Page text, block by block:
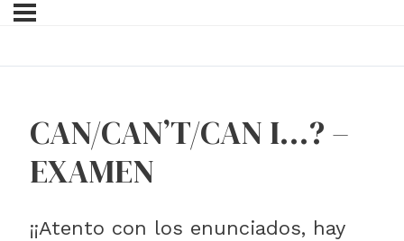
CAN/CAN’T/CAN I…? –
EXAMEN
¡¡Atento con los enunciados, hay